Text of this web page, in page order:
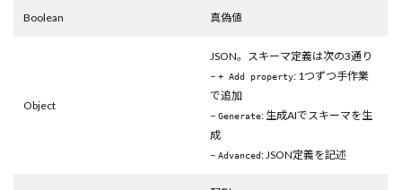
Boolean 真偽値
Object
JSON。スキーマ定義は次の3通り
– + Add property: 1つずつ手作業
で追加
– Generate: 生成AIでスキーマを生
成
– Advanced: JSON定義を記述